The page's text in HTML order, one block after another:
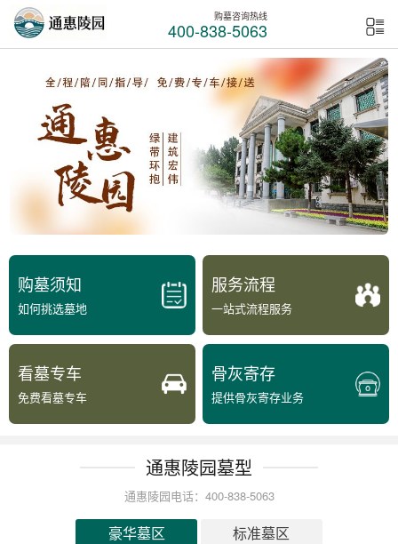
购墓咨询热线
400-838-5063
购墓须知
如何挑选墓地
服务流程
一站式流程服务
看墓专车
免费看墓专车
骨灰寄存
提供骨灰寄存业务
通惠陵园墓型
通惠陵园电话：400-838-5063
豪华墓区 标准墓区